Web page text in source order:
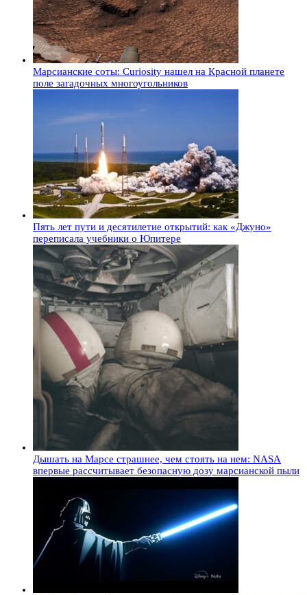
Марсианские соты: Curiosity нашел на Красной планете
поле загадочных многоугольников
Пять лет пути и десятилетие открытий: как «Джуно»
переписала учебники о Юпитере
Дышать на Марсе страшнее, чем стоять на нем: NASA
впервые рассчитывает безопасную дозу марсианской пыли